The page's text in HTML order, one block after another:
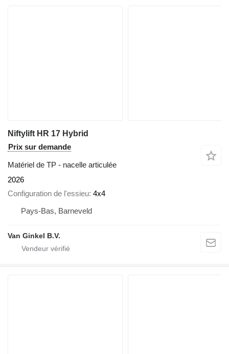
Niftylift HR 17 Hybrid
Prix sur demande
Matériel de TP - nacelle articulée
2026
Configuration de l'essieu 4x4
Pays-Bas, Barneveld
Van Ginkel B.V.